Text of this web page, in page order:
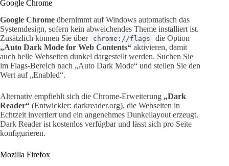
Google Chrome
Google Chrome übernimmt auf Windows automatisch das
Systemdesign, sofern kein abweichendes Theme installiert ist.
Zusätzlich können Sie über
chrome://flags
die Option
„Auto Dark Mode for Web Contents“ aktivieren, damit
auch helle Webseiten dunkel dargestellt werden. Suchen Sie
im Flags-Bereich nach „Auto Dark Mode“ und stellen Sie den
Wert auf „Enabled“.
Alternativ empfiehlt sich die Chrome-Erweiterung „Dark
Reader“ (Entwickler: darkreader.org), die Webseiten in
Echtzeit invertiert und ein angenehmes Dunkellayout erzeugt.
Dark Reader ist kostenlos verfügbar und lässt sich pro Seite
konfigurieren.
Mozilla Firefox